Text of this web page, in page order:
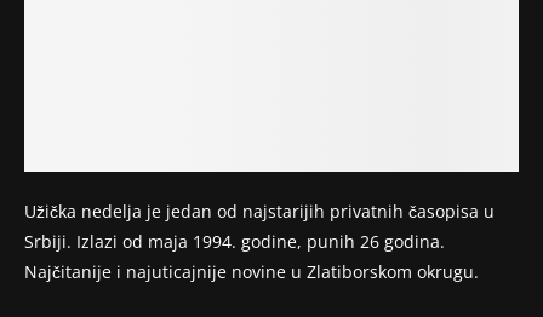
Užička nedelja je jedan od najstarijih privatnih časopisa u
Srbiji. Izlazi od maja 1994. godine, punih 26 godina.
Najčitanije i najuticajnije novine u Zlatiborskom okrugu.